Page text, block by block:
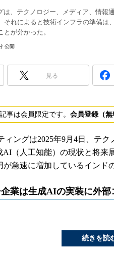
は、テクノロジー、メディア、情報
それによると技術インフラの準備は
が分かった。
公開
見る
事は会員限定です。 会員登録（無
ングは2025年9月4日、テク
AI（人工知能）の現状と将来
急速に増加しているインド
業は生成AIの実装に外部
続きを読